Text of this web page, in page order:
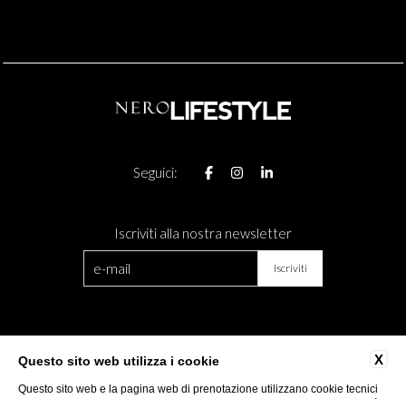
Seguici:
Iscriviti alla nostra newsletter
CONTATTI
DIVENTA PARTNER
DATI SOCIETARI
PRIVACY
X
Questo sito web utilizza i cookie
Questo sito web e la pagina web di prenotazione utilizzano cookie tecnici